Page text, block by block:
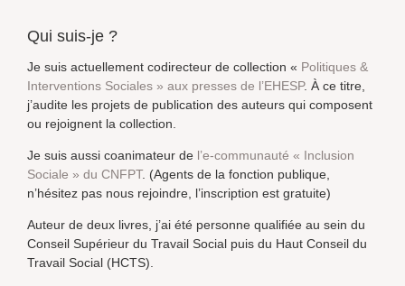
Qui suis-je ?
Je suis actuellement codirecteur de collection « Politiques &
Interventions Sociales » aux presses de l’EHESP. À ce titre,
j’audite les projets de publication des auteurs qui composent
ou rejoignent la collection.
Je suis aussi coanimateur de l’e-communauté « Inclusion
Sociale » du CNFPT. (Agents de la fonction publique,
n’hésitez pas nous rejoindre, l’inscription est gratuite)
Auteur de deux livres, j’ai été personne qualifiée au sein du
Conseil Supérieur du Travail Social puis du Haut Conseil du
Travail Social (HCTS).